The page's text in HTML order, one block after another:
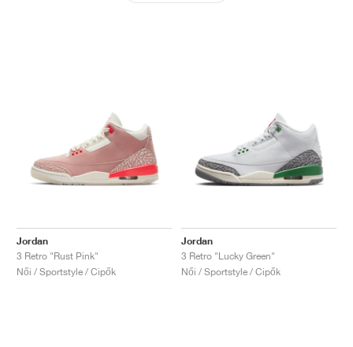
Jordan
3 Retro "Rust Pink"
Női / Sportstyle / Cipők
Jordan
3 Retro "Lucky Green"
Női / Sportstyle / Cipők